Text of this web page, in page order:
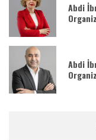
Abdi
Abdi